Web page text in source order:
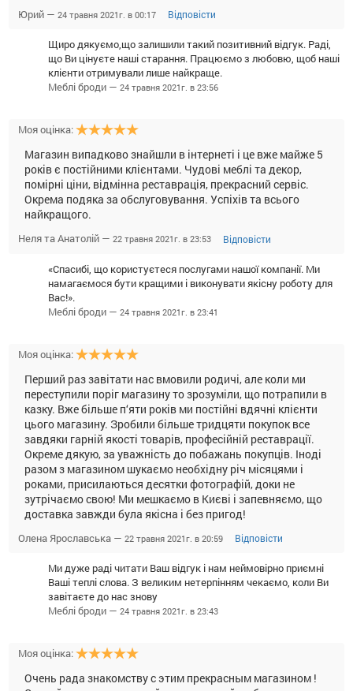
Юрий — 24 травня 2021г. в 00:17 Відповісти
Щиро дякуємо,що залишили такий позитивний відгук. Раді,
що Ви цінуєте наші старання. Працюємо з любовю, щоб наші
клієнти отримували лише найкраще.
Меблі броди — 24 травня 2021г. в 23:56
Моя оцінка:
Магазин випадково знайшли в інтернеті і це вже майже 5
років є постійними клієнтами. Чудові меблі та декор,
помірні ціни, відмінна реставрація, прекрасний сервіс.
Окрема подяка за обслуговування. Успіхів та всього
найкращого.
Неля та Анатолій — 22 травня 2021г. в 23:53 Відповісти
«Спасибі, що користуєтеся послугами нашої компанії. Ми
намагаємося бути кращими і виконувати якісну роботу для
Вас!».
Меблі броди — 24 травня 2021г. в 23:41
Моя оцінка:
Перший раз завітати нас вмовили родичі, але коли ми
переступили поріг магазину то зрозуміли, що потрапили в
казку. Вже більше п‘яти років ми постійні вдячні клієнти
цього магазину. Зробили більше тридцяти покупок все
завдяки гарній якості товарів, професійній реставрації.
Окреме дякую, за уважність до побажань покупців. Іноді
разом з магазином шукаємо необхідну річ місяцями і
роками, присилаються десятки фотографій, доки не
зутрічаємо свою! Ми мешкаємо в Києві і запевняємо, що
доставка завжди була якісна і без пригод!
Олена Ярославська — 22 травня 2021г. в 20:59 Відповісти
Ми дуже раді читати Ваш відгук і нам неймовірно приємні
Ваші теплі слова. З великим нетерпінням чекаємо, коли Ви
завітаєте до нас знову
Меблі броди — 24 травня 2021г. в 23:43
Моя оцінка:
Очень рада знакомству с этим прекрасным магазином !